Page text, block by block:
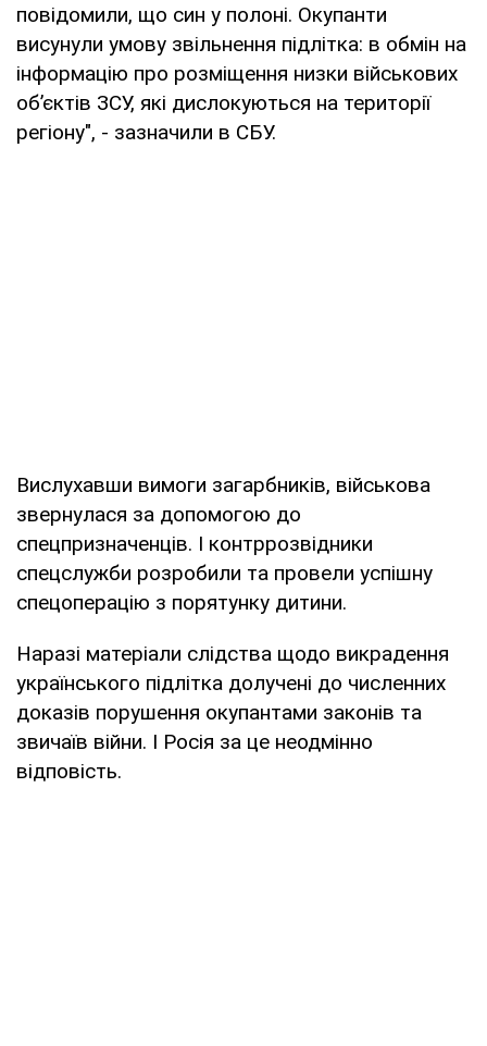
повідомили, що син у полоні. Окупанти
висунули умову звільнення підлітка: в обмін на
інформацію про розміщення низки військових
об’єктів ЗСУ, які дислокуються на території
регіону", - зазначили в СБУ.
Вислухавши вимоги загарбників, військова
звернулася за допомогою до
спецпризначенців. І контррозвідники
спецслужби розробили та провели успішну
спецоперацію з порятунку дитини.
Наразі матеріали слідства щодо викрадення
українського підлітка долучені до численних
доказів порушення окупантами законів та
звичаїв війни. І Росія за це неодмінно
відповість.